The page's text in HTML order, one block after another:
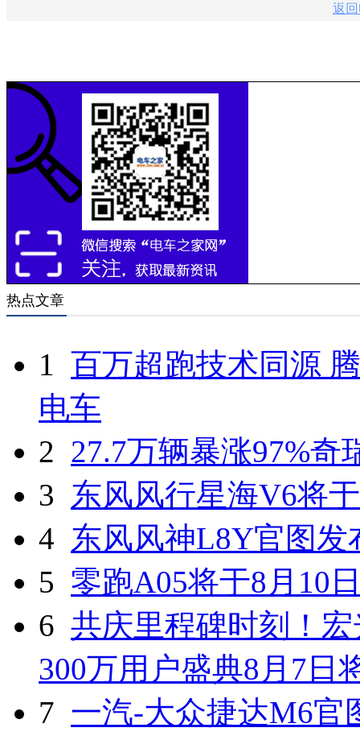
返
热点文章
1 百万超跑技术同源
电车
2 27.7万辆暴涨97%奇
3 东风风行星海V6将
4 东风风神L8Y官图发
5 零跑A05将于8月10
6 共庆里程碑时刻！
300万用户盛典8月7日
7 一汽-大众捷达M6官